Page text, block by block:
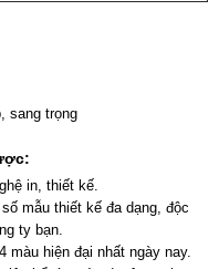
sang trọng
in, thiết kế.
mẫu thiết kế đa dạng, độc
ty bạn.
màu hiện đại nhất ngày nay.